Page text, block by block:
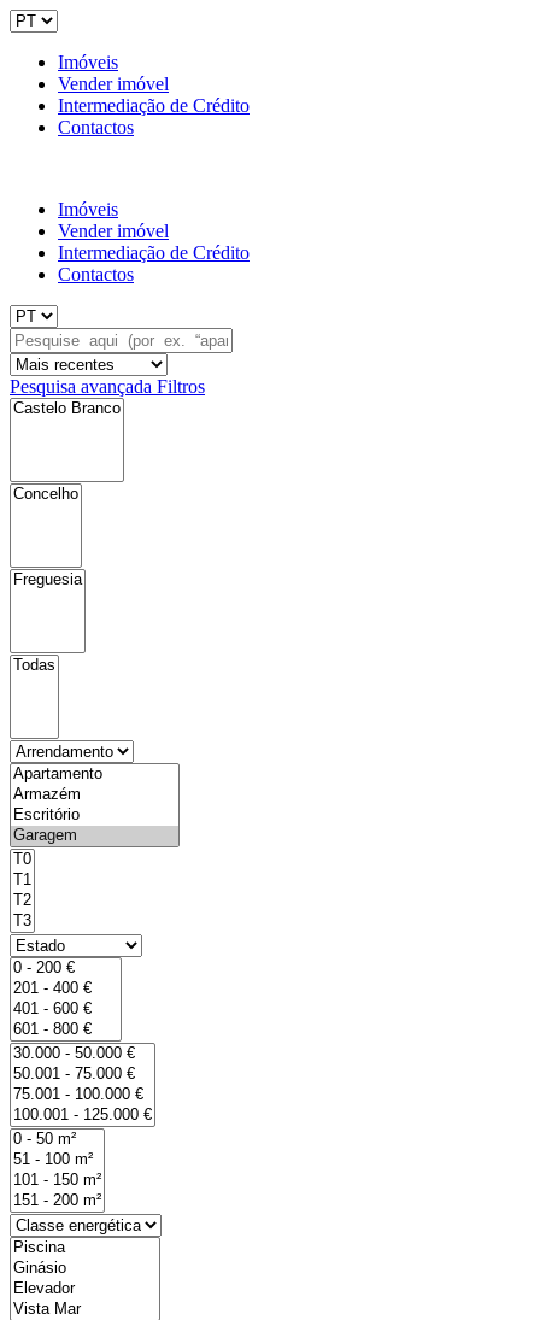
Imóveis
Vender imóvel
Intermediação de Crédito
Contactos
Imóveis
Vender imóvel
Intermediação de Crédito
Contactos
Pesquisa avançada Filtros